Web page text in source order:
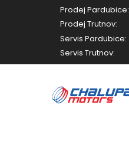
Prodej Pardubice:
Prodej Trutnov:
Servis Pardubice:
Servis Trutnov: